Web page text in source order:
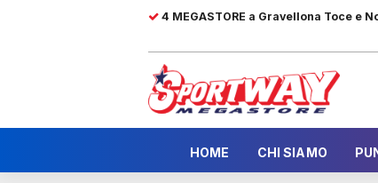
4 MEGASTORE a Gravellona Toce e
HOME CHI SIAMO